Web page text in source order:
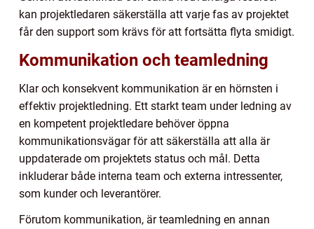
kan projektledaren säkerställa att varje fas av projektet
får den support som krävs för att fortsätta flyta smidigt.
Kommunikation och teamledning
Klar och konsekvent kommunikation är en hörnsten i
effektiv projektledning. Ett starkt team under ledning av
en kompetent projektledare behöver öppna
kommunikationsvägar för att säkerställa att alla är
uppdaterade om projektets status och mål. Detta
inkluderar både interna team och externa intressenter,
som kunder och leverantörer.
Förutom kommunikation, är teamledning en annan